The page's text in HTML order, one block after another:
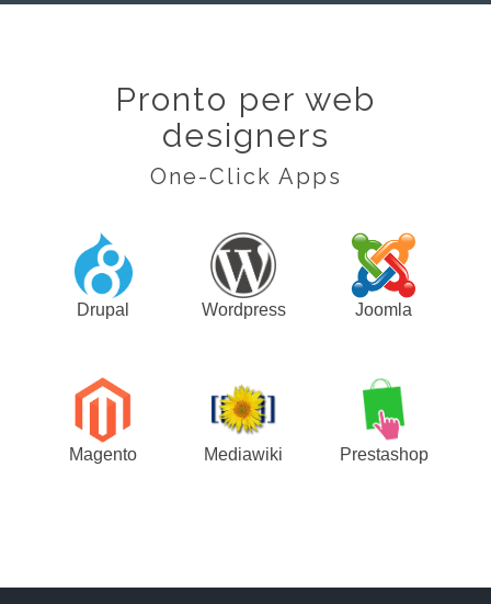
Pronto per web
designers
One-Click Apps
Drupal Wordpress Joomla
Magento Mediawiki Prestashop